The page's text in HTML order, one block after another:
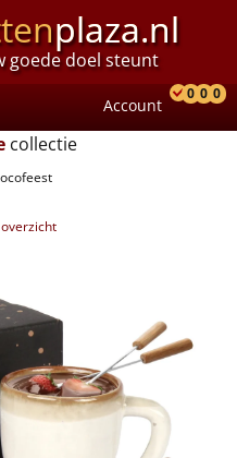
plaza.nl
goede doel steunt
Account
0 0 0
collectie